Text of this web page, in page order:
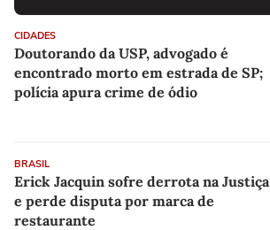
CIDADES
Doutorando da USP, advogado é
encontrado morto em estrada de SP;
polícia apura crime de ódio
BRASIL
Erick Jacquin sofre derrota na Justiça
e perde disputa por marca de
restaurante